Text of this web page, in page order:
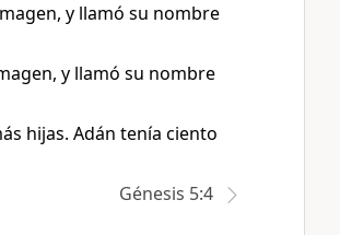
y llamó su nombre
y llamó su nombre
hijas. Adán tenía ciento
Génesis 5:4